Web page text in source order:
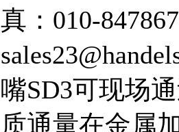
真：010-
嘴SD3可现场
质通量在金属